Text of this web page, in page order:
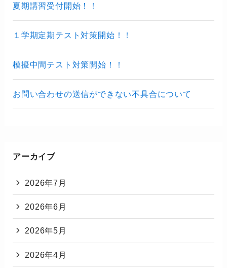
夏期講習受付開始！！
１学期定期テスト対策開始！！
模擬中間テスト対策開始！！
お問い合わせの送信ができない不具合について
アーカイブ
2026年7月
2026年6月
2026年5月
2026年4月